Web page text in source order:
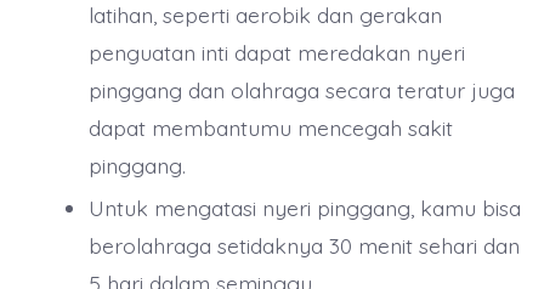
latihan, seperti aerobik dan gerakan
penguatan inti dapat meredakan nyeri
pinggang dan olahraga secara teratur juga
dapat membantumu mencegah sakit
pinggang.
Untuk mengatasi nyeri pinggang, kamu bisa
berolahraga setidaknya 30 menit sehari dan
5 hari dalam seminggu.